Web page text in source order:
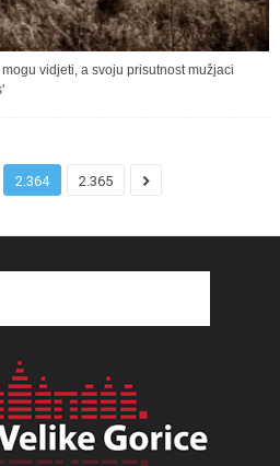
vidjeti, a svoju prisutnost mužjaci
2.364 2.365